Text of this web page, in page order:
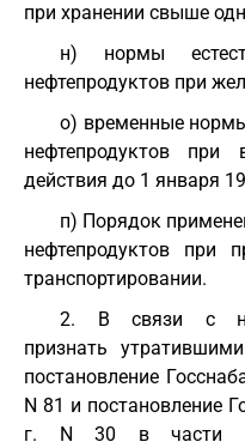
при хранении свыше
н) нормы
нефтепродуктов при
о) временные
нефтепродуктов при
действия до 1 января
п) Порядок
нефтепродуктов при
транспортировании.
2. В связи с
признать
постановление
N 81 и постановление
г. N 30 в части